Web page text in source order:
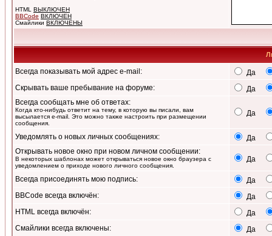
HTML ВЫКЛЮЧЕН
BBCode ВКЛЮЧЕН
Смайлики ВКЛЮЧЕНЫ
Всегда показывать мой адрес e-mail:
Да
Скрывать ваше пребывание на форуме:
Да
Всегда сообщать мне об ответах:
Когда кто-нибудь ответит на тему, в которую вы писали, вам
высылается e-mail. Это можно также настроить при размещении
сообщения.
Да
Уведомлять о новых личных сообщениях:
Да
Открывать новое окно при новом личном сообщении:
В некоторых шаблонах может открываться новое окно браузера с
уведомлением о приходе нового личного сообщения.
Да
Всегда присоединять мою подпись:
Да
BBCode всегда включён:
Да
HTML всегда включён:
Да
Смайлики всегда включены:
Да